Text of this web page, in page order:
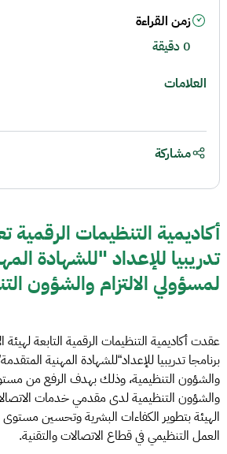
أكاديمية التنظيمات الرقمية
تدريبيا للإعداد "للشهادة
لمسؤولي الالتزام والشؤون
عقدت أكاديمية التنظيمات الرقمية التابعة لهيئة
برنامجا تدريبيا للإعداد“للشهادة المهنية
والشؤون التنظيمية، وذلك بهدف الرفع من
والشؤون التنظيمية لدى مقدمي خدمات الاتصالات
الهيئة بتطوير الكفاءات البشرية وتحسين مستوى
العمل التنظيمي في قطاع الاتصالات والتقنية.
زمن القراءة
0 دقيقة
العلامات
مشاركة